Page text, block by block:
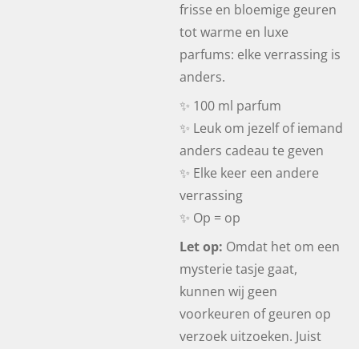
frisse en bloemige geuren
tot warme en luxe
parfums: elke verrassing is
anders.
✨ 100 ml parfum
✨ Leuk om jezelf of iemand
anders cadeau te geven
✨ Elke keer een andere
verrassing
✨ Op = op
Let op: Omdat het om een
mysterie tasje gaat,
kunnen wij geen
voorkeuren of geuren op
verzoek uitzoeken. Juist